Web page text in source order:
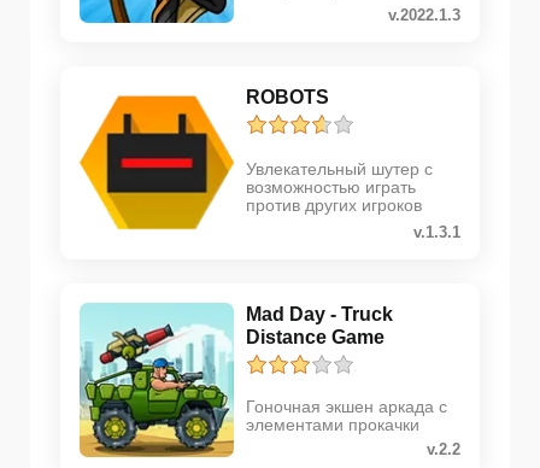
v.2022.1.3
ROBOTS
Увлекательный шутер с
возможностью играть
против других игроков
v.1.3.1
Mad Day - Truck
Distance Game
Гоночная экшен аркада с
элементами прокачки
v.2.2